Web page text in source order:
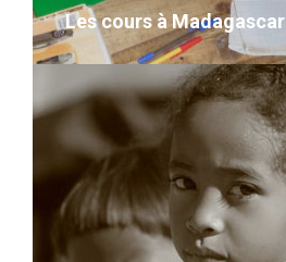
Les cours à Madagascar